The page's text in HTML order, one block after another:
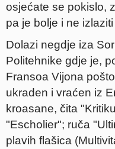
osjećate se pokislo,
pa je bolje i ne
Dolazi negdje iza
Politehnike gdje je,
Fransoa Vijona
ukraden i vraćen iz
kroasane, čita
"Escholier"; ruča
plavih flašica